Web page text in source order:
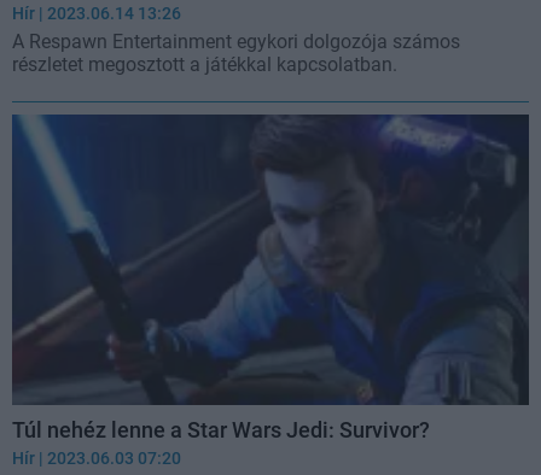
Hír | 2023.06.14 13:26
A Respawn Entertainment egykori dolgozója számos
részletet megosztott a játékkal kapcsolatban.
Túl nehéz lenne a Star Wars Jedi: Survivor?
Hír | 2023.06.03 07:20